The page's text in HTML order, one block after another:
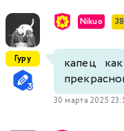
Гуру
Nikuo
капец
30 марта 2025